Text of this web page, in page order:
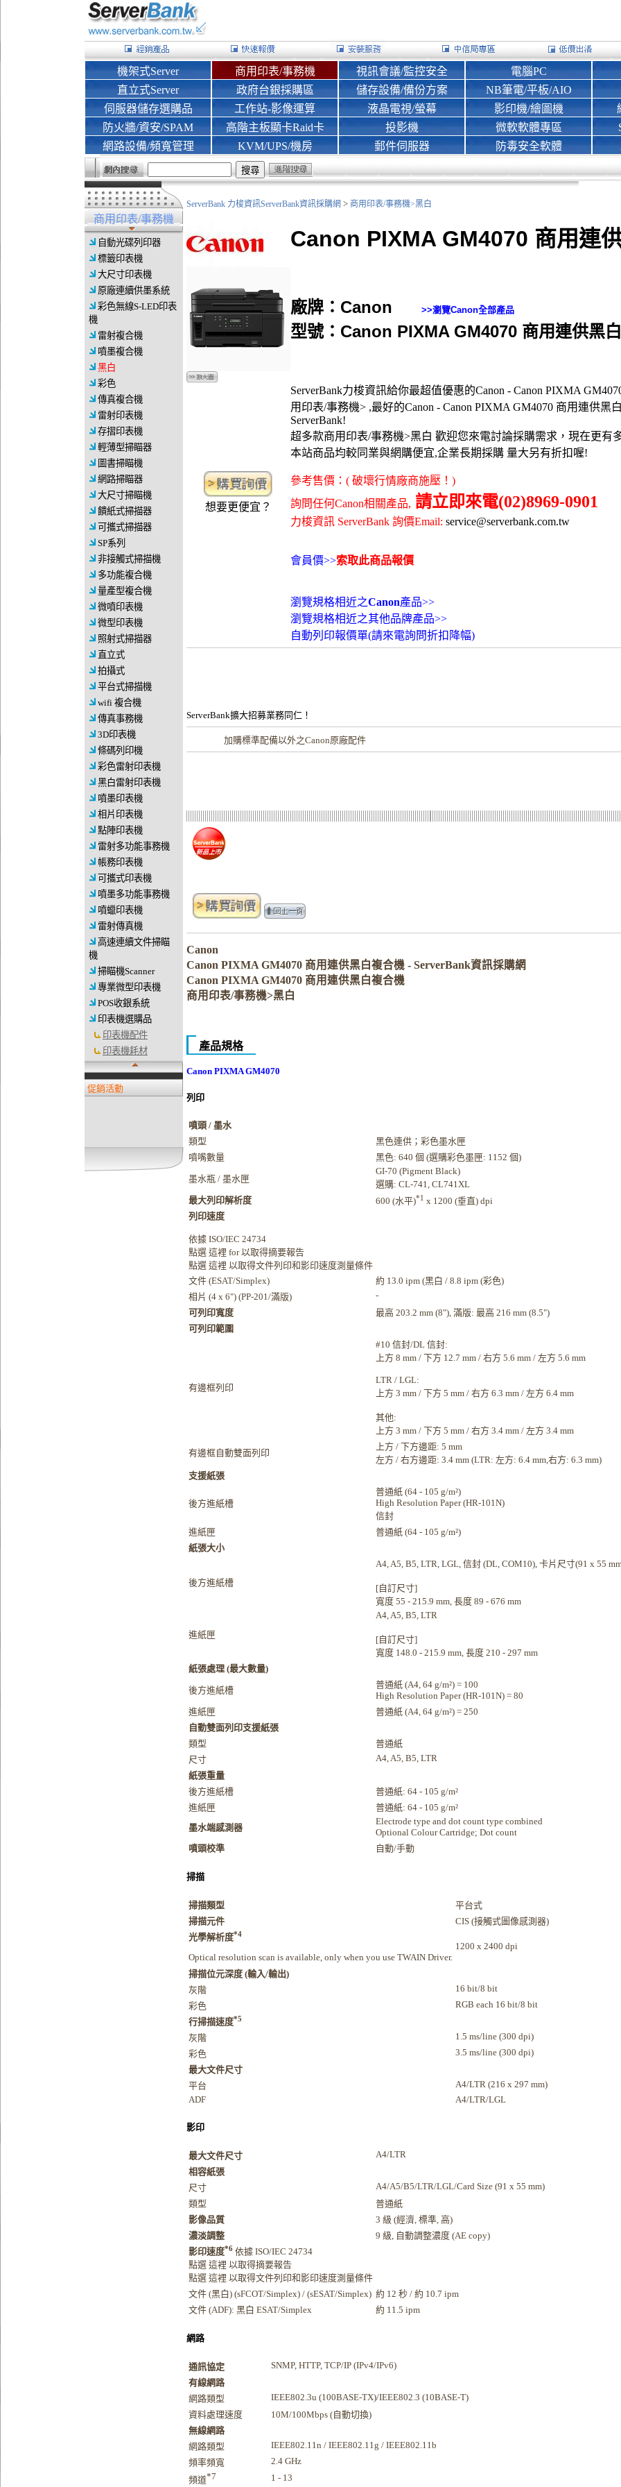
機架式Server
直立式Server
伺服器儲存選購品
防火牆/資安/SPAM
網路設備/頻寬管理
商用印表/事務機
政府台銀採購區
工作站-影像運算
高階主板顯卡Raid卡
KVM/UPS/機房
視訊會議/監控安全
儲存設備/備份方案
液晶電視/螢幕
投影機
郵件伺服器
電腦PC
NB筆電/平板/AIO
影印機/繪圖機
微軟軟體專區
防毒安全軟體
商用印表/事務機
自動光碟列印器
標籤印表機
大尺寸印表機
原廠連續供墨系統
彩色無線S-LED印表
機
雷射複合機
噴墨複合機
黑白
彩色
傳真複合機
雷射印表機
存摺印表機
輕薄型掃瞄器
圖書掃瞄機
網路掃瞄器
大尺寸掃瞄機
饋紙式掃描器
可攜式掃描器
SP系列
非接觸式掃描機
多功能複合機
量產型複合機
微噴印表機
微型印表機
照射式掃描器
直立式
拍攝式
平台式掃描機
wifi 複合機
傳真事務機
3D印表機
條碼列印機
彩色雷射印表機
黑白雷射印表機
噴墨印表機
相片印表機
點陣印表機
雷射多功能事務機
帳務印表機
可攜式印表機
噴墨多功能事務機
噴蠟印表機
雷射傳真機
高速連續文件掃瞄
機
掃瞄機Scanner
專業微型印表機
POS收銀系統
印表機選購品
印表機配件
印表機耗材
促銷活動
ServerBank 力梭資訊ServerBank資訊採購網 > 商用印表/事務機>黑白
Canon PIXMA GM4070 商用連
廠牌：Canon >>瀏覽Canon全部產品
型號：Canon PIXMA GM4070 商用連供黑
ServerBank力梭資訊給你最超值優惠的Canon - Canon PIXMA
用印表/事務機> ,最好的Canon - Canon PIXMA GM4070 商用連供黑
ServerBank!
超多款商用印表/事務機>黑白 歡迎您來電討論採購需求，現在更有
本站商品均較同業與網購便宜,企業長期採購 量大另有折扣喔!
想要更便宜？
參考售價：( 破壞行情廠商施壓！)
詢問任何Canon相關產品, 請立即來電(02)8969-0901
力梭資訊 ServerBank 詢價Email: service@serverbank.com.tw
會員價>>索取此商品報價
瀏覽規格相近之Canon產品>>
瀏覽規格相近之其他品牌產品>>
自動列印報價單(請來電詢問折扣降幅)
ServerBank擴大招募業務同仁！
加購標準配備以外之Canon原廠配件
Canon
Canon PIXMA GM4070 商用連供黑白複合機 - ServerBank資訊採購網
Canon PIXMA GM4070 商用連供黑白複合機
商用印表/事務機>黑白
產品規格
Canon PIXMA GM4070
列印
噴頭 / 墨水
類型
黑色連供；彩色墨水匣
噴嘴數量
黑色: 640 個 (選購彩色墨匣: 1152 個)
墨水瓶 / 墨水匣
GI-70 (Pigment Black)
選購: CL-741, CL741XL
最大列印解析度
600 (水平)*1 x 1200 (垂直) dpi
列印速度
依據 ISO/IEC 24734
點選 這裡 for 以取得摘要報告
點選 這裡 以取得文件列印和影印速度測量條件
文件 (ESAT/Simplex)
約 13.0 ipm (黑白 / 8.8 ipm (彩色)
相片 (4 x 6") (PP-201/滿版)
-
可列印寬度
最高 203.2 mm (8"), 滿版: 最高 216 mm (8.5")
可列印範圍
有邊框列印
#10 信封/DL 信封:
上方 8 mm / 下方 12.7 mm / 右方 5.6 mm / 左方 5.6 mm
LTR / LGL:
上方 3 mm / 下方 5 mm / 右方 6.3 mm / 左方 6.4 mm
其他:
上方 3 mm / 下方 5 mm / 右方 3.4 mm / 左方 3.4 mm
有邊框自動雙面列印
上方 / 下方邊距: 5 mm
左方 / 右方邊距: 3.4 mm (LTR: 左方: 6.4 mm,右方: 6.3 mm)
支援紙張
後方進紙槽
普通紙 (64 - 105 g/m²)
High Resolution Paper (HR-101N)
信封
進紙匣
普通紙 (64 - 105 g/m²)
紙張大小
後方進紙槽
A4, A5, B5, LTR, LGL, 信封 (DL, COM10), 卡片尺寸(91 x 55
[自訂尺寸]
寬度 55 - 215.9 mm, 長度 89 - 676 mm
進紙匣
A4, A5, B5, LTR
[自訂尺寸]
寬度 148.0 - 215.9 mm, 長度 210 - 297 mm
紙張處理 (最大數量)
後方進紙槽
普通紙 (A4, 64 g/m²) = 100
High Resolution Paper (HR-101N) = 80
進紙匣
普通紙 (A4, 64 g/m²) = 250
自動雙面列印支援紙張
類型
普通紙
尺寸
A4, A5, B5, LTR
紙張重量
後方進紙槽
普通紙: 64 - 105 g/m²
進紙匣
普通紙: 64 - 105 g/m²
墨水端感測器
Electrode type and dot count type combined
Optional Colour Cartridge; Dot count
噴頭校準
自動/手動
掃描
掃描類型
平台式
掃描元件
CIS (接觸式圖像感測器)
光學解析度*4
Optical resolution scan is available, only when you use TWAIN Driver.
1200 x 2400 dpi
掃描位元深度 (輸入/輸出)
灰階
16 bit/8 bit
彩色
RGB each 16 bit/8 bit
行掃描速度*5
灰階
1.5 ms/line (300 dpi)
彩色
3.5 ms/line (300 dpi)
最大文件尺寸
平台
A4/LTR (216 x 297 mm)
ADF
A4/LTR/LGL
影印
最大文件尺寸
A4/LTR
相容紙張
尺寸
A4/A5/B5/LTR/LGL/Card Size (91 x 55 mm)
類型
普通紙
影像品質
3 級 (經濟, 標準, 高)
濃淡調整
9 級, 自動調整濃度 (AE copy)
影印速度*6 依據 ISO/IEC 24734
點選 這裡 以取得摘要報告
點選 這裡 以取得文件列印和影印速度測量條件
文件 (黑白) (sFCOT/Simplex) / (sESAT/Simplex) 約 12 秒 / 約 10.7 ipm
文件 (ADF): 黑白 ESAT/Simplex
約 11.5 ipm
網路
通訊協定
SNMP, HTTP, TCP/IP (IPv4/IPv6)
有線網路
網路類型
IEEE802.3u (100BASE-TX)/IEEE802.3 (10BASE-T)
資料處理速度
10M/100Mbps (自動切換)
無線網路
網路類型
IEEE802.11n / IEEE802.11g / IEEE802.11b
頻率頻寬
2.4 GHz
頻道*7 1 - 13